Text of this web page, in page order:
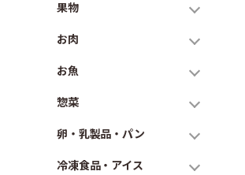
果物
お肉
お魚
惣菜
卵・乳製品・パン
冷凍食品・アイス